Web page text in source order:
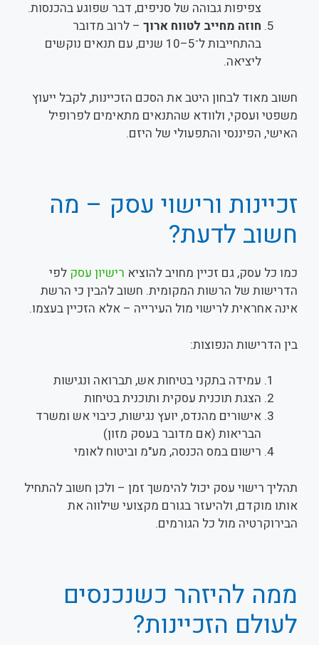
צפיפות גבוהה של סניפים, דבר שפוגע בהכנסות.
חוזה מחייב לטווח ארוך – לרוב מדובר
בהתחייבות ל־5–10 שנים, עם תנאים נוקשים
ליציאה.
חשוב מאוד לבחון היטב את הסכם הזכיינות, לקבל ייעוץ
משפטי ועסקי, ולוודא שהתנאים מתאימים לפרופיל
האישי, הפיננסי והתפעולי של היזם.
זכיינות ורישוי עסק – מה
חשוב לדעת?
כמו כל עסק, גם זכיין מחויב להוציא רישיון עסק לפי
הדרישות של הרשות המקומית. חשוב להבין כי הרשת
אינה אחראית לרישוי מול העירייה – אלא הזכיין בעצמו.
בין הדרישות הנפוצות:
עמידה בתקני בטיחות אש, תברואה ונגישות
הצגת תוכנית עסקית ותוכנית בטיחות
אישורים מהנדס, יועץ נגישות, כיבוי אש ומשרד
הבריאות (אם מדובר בעסק מזון)
רישום במס הכנסה, מע"מ וביטוח לאומי
תהליך רישוי עסק יכול להימשך זמן – ולכן חשוב להתחיל
אותו מוקדם, ולהיעזר בגורם מקצועי שילווה את
הבירוקרטיה מול כל הגורמים.
ממה להיזהר כשנכנסים
לעולם הזכיינות?